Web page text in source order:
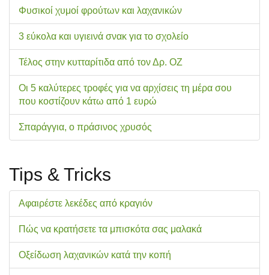
Φυσικοί χυμοί φρούτων και λαχανικών
3 εύκολα και υγιεινά σνακ για το σχολείo
Τέλος στην κυτταρίτιδα από τον Δρ. ΟΖ
Οι 5 καλύτερες τροφές για να αρχίσεις τη μέρα σου
που κοστίζουν κάτω από 1 ευρώ
Σπαράγγια, ο πράσινος χρυσός
Tips & Tricks
Αφαιρέστε λεκέδες από κραγιόν
Πώς να κρατήσετε τα μπισκότα σας μαλακά
Οξείδωση λαχανικών κατά την κοπή